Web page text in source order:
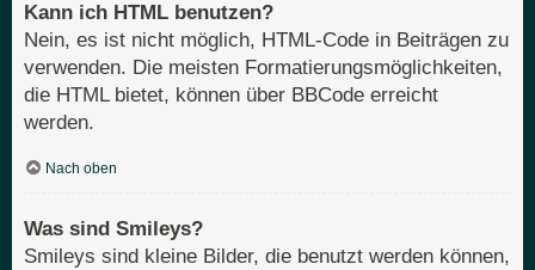
Kann ich HTML benutzen?
Nein, es ist nicht möglich, HTML-Code in Beiträgen zu
verwenden. Die meisten Formatierungsmöglichkeiten,
die HTML bietet, können über BBCode erreicht
werden.
Nach oben
Was sind Smileys?
Smileys sind kleine Bilder, die benutzt werden können,